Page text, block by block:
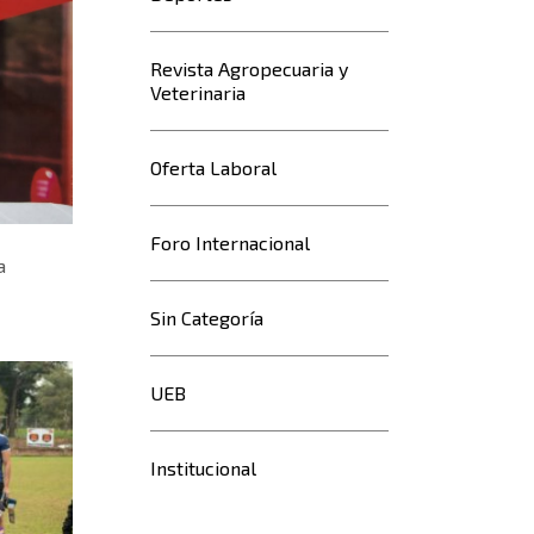
Revista Agropecuaria y
Veterinaria
Oferta Laboral
Foro Internacional
Sin Categoría
UEB
Institucional